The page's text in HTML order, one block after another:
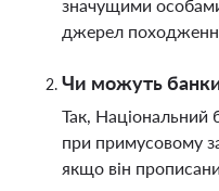
значущими
джерел
Чи можуть банки
Так, Національний
при примусовому
якщо він